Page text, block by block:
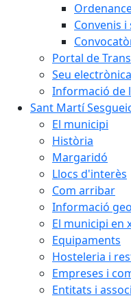
Convenis
Portal de
Seu electrònica
Informació de
Sant Martí
El municipi
Història
Margaridó
Llocs d'interès
Com arribar
Informació
El municipi en
Equipaments
Hosteleria i
Empreses i
Entitats i